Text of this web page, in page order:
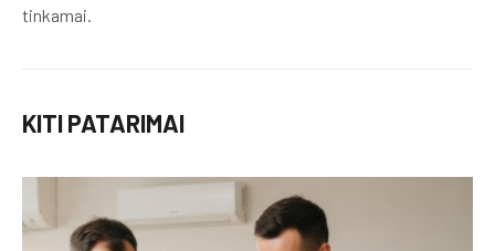
tinkamai.
KITI PATARIMAI